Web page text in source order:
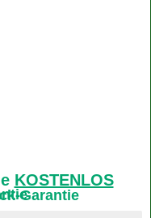
KOSTENLOS
Garantie